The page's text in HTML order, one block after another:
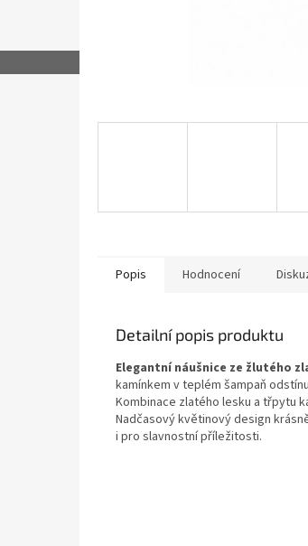
Popis Hodnocení
Detailní popis produktu
Elegantní náušnice ze žlutého
kamínkem v teplém šampaň
Kombinace zlatého lesku a třpytu
Nadčasový květinový design
i pro slavnostní příležitosti.